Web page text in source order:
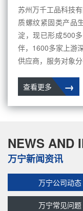
苏州万千工品科技
质螺纹紧固类产品
淀，现已形成500
伴，1600多家上游
供应商，服务对象
→
查看更多
NEWS AND
万宁新闻资讯
万宁公司动态
万宁常见问题